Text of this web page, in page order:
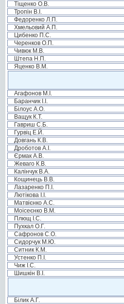
Тіщенко О.В.
Тропін В.І.
Федоренко Л.П.
Хмельовий А.П.
Цибенко П.С.
Черенков О.П.
Чивюк М.В.
Штепа Н.П.
Яценко В.М.
Агафонов М.І.
Баранчик І.І.
Білоус А.О.
Ващук К.Т.
Гавриш С.Б.
Гурвіц Е.Й.
Довгань К.В.
Дроботов А.І.
Єрмак А.В.
Жеваго К.В.
Калінчук В.А.
Кощинець В.В.
Лазаренко П.І.
Лютікова І.І.
Матвієнко А.С.
Моісеєнко В.М.
Плющ І.С.
Пухкал О.Г.
Сафронов С.О.
Сидорчук М.Ю.
Ситник К.М.
Устенко П.І.
Чиж І.С.
Шишкін В.І.
Білик А.Г.